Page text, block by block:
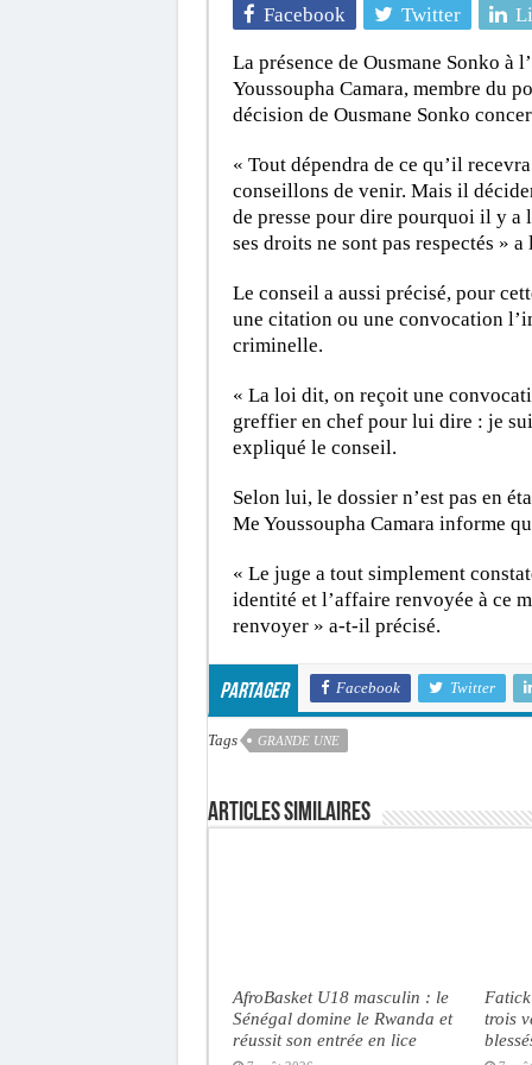
Facebook Twitter
La présence de Ousmane Sonko à
Youssoupha Camara, membre du
décision de Ousmane Sonko
« Tout dépendra de ce qu’il
conseillons de venir. Mais il
de presse pour dire pourquoi il y a
ses droits ne sont pas respectés »
Le conseil a aussi précisé, pour
une citation ou une convocation
criminelle.
« La loi dit, on reçoit une
greffier en chef pour lui dire : je
expliqué le conseil.
Selon lui, le dossier n’est pas en
Me Youssoupha Camara informe
« Le juge a tout simplement
identité et l’affaire renvoyée à ce
renvoyer » a-t-il précisé.
Partager Facebook Twitter
Tags GRANDE UNE
Articles similaires
AfroBasket U18 masculin : le
Sénégal domine le Rwanda et
réussit son entrée en lice
trois